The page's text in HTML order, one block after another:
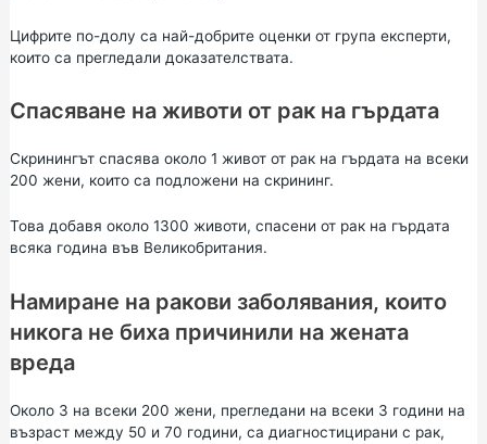
Цифрите по-долу са най-добрите оценки от група експерти,
които са прегледали доказателствата.
Спасяване на животи от рак на гърдата
Скринингът спасява около 1 живот от рак на гърдата на всеки
200 жени, които са подложени на скрининг.
Това добавя около 1300 животи, спасени от рак на гърдата
всяка година във Великобритания.
Намиране на ракови заболявания, които
никога не биха причинили на жената
вреда
Около 3 на всеки 200 жени, прегледани на всеки 3 години на
възраст между 50 и 70 години, са диагностицирани с рак,